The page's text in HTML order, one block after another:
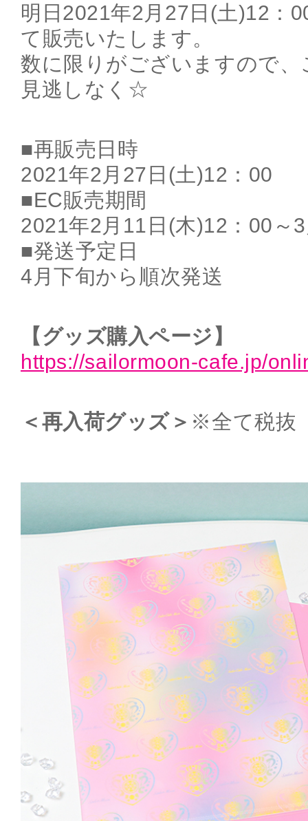
明日2021年2月27日(土)12：
て販売いたします。
数に限りがございますので
見逃しなく☆
■再販売日時
2021年2月27日(土)12：00
■EC販売期間
2021年2月11日(木)12：00～
■発送予定日
4月下旬から順次発送
【グッズ購入ページ】
https://sailormoon-cafe.jp/
＜再入荷グッズ＞ ※全て税抜